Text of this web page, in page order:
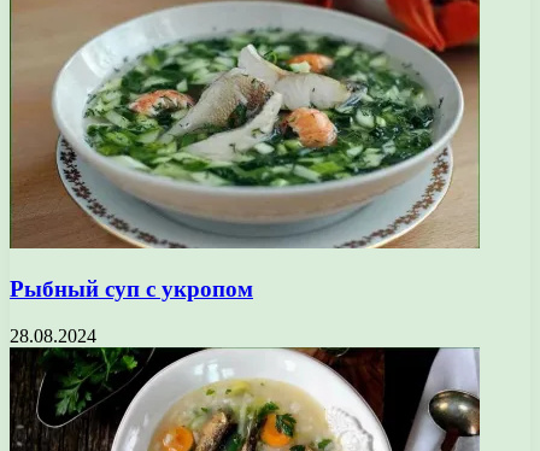
Рыбный суп с укропом
28.08.2024